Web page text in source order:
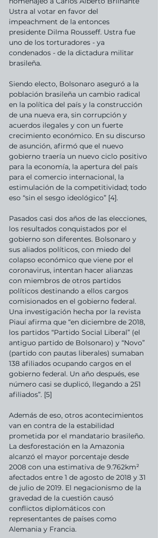
Ustra al votar en favor del
impeachment de la entonces
presidente Dilma Rousseff. Ustra fue
uno de los torturadores - ya
condenados - de la dictadura militar
brasileña.
Siendo electo, Bolsonaro aseguró a la
población brasileña un cambio radical
en la política del país y la construcción
de una nueva era, sin corrupción y
acuerdos ilegales y con un fuerte
crecimiento económico. En su discurso
de asunción, afirmó que el nuevo
gobierno traería un nuevo ciclo positivo
para la economía, la apertura del país
para el comercio internacional, la
estimulación de la competitividad; todo
eso “sin el sesgo ideológico” [4].
Pasados casi dos años de las elecciones,
los resultados conquistados por el
gobierno son diferentes. Bolsonaro y
sus aliados políticos, con miedo del
colapso económico que viene por el
coronavirus, intentan hacer alianzas
con miembros de otros partidos
políticos destinando a ellos cargos
comisionados en el gobierno federal.
Una investigación hecha por la revista
Piauí afirma que “en diciembre de 2018,
los partidos “Partido Social Liberal” (el
antiguo partido de Bolsonaro) y “Novo”
(partido con pautas liberales) sumaban
138 afiliados ocupando cargos en el
gobierno federal. Un año después, ese
número casi se duplicó, llegando a 251
afiliados”. [5]
Además de eso, otros acontecimientos
van en contra de la estabilidad
prometida por el mandatario brasileño.
La desforestación en la Amazonia
alcanzó el mayor porcentaje desde
2008 con una estimativa de 9.762km²
afectados entre 1 de agosto de 2018 y 31
de julio de 2019. El negacionismo de la
gravedad de la cuestión causó
conflictos diplomáticos con
representantes de países como
Alemania y Francia.